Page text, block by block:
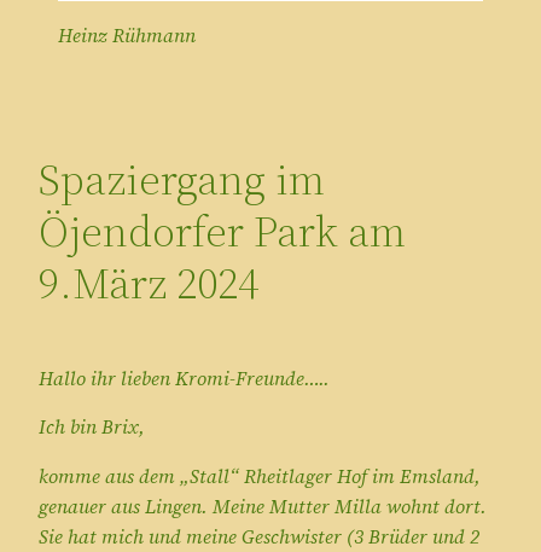
Heinz Rühmann
Spaziergang im
Öjendorfer Park am
9.März 2024
Hallo ihr lieben Kromi-Freunde…..
Ich bin Brix,
komme aus dem „Stall“ Rheitlager Hof im Emsland,
genauer aus Lingen. Meine Mutter Milla wohnt dort.
Sie hat mich und meine Geschwister (3 Brüder und 2